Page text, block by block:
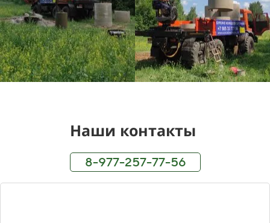
Наши контакты
8-977-257-77-56